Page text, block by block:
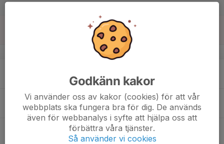
v.34
Godkänn kakor
Vi använder oss av kakor (cookies) för att vår
webbplats ska fungera bra för dig. De används
även för webbanalys i syfte att hjälpa oss att
förbättra våra tjänster.
Så använder vi cookies